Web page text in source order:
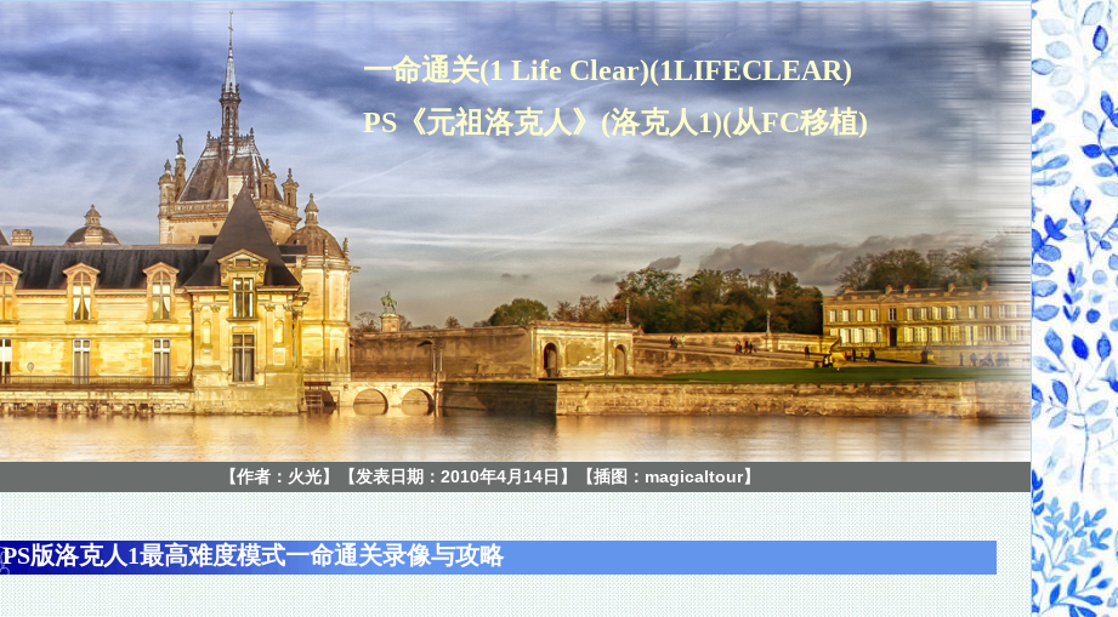
一命通关(1 Life Clear)(1LIFECLEAR)
PS《元祖洛克人》(洛克人1)(从FC移植)
【作者：火光】【发表日期：2010年4月14日】【插图：magicaltour】
PS版洛克人1最高难度模式一命通关录像与攻略